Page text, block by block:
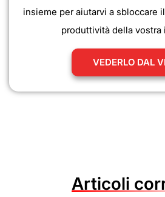
insieme per aiutarvi a sbloccare
produttività della vostra
VEDERLO DAL
Articoli